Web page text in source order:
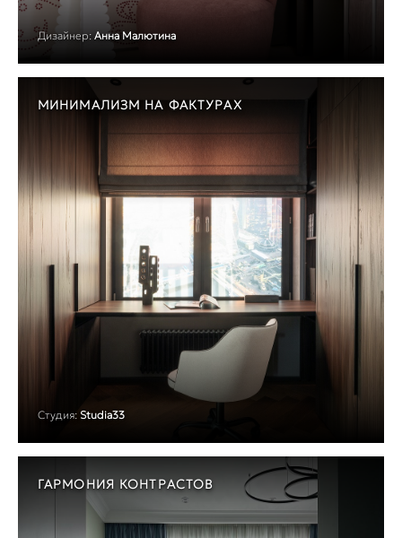
Дизайнер: Анна Малютина
МИНИМАЛИЗМ НА ФАКТУРАХ
Студия: Studia33
ГАРМОНИЯ КОНТРАСТОВ